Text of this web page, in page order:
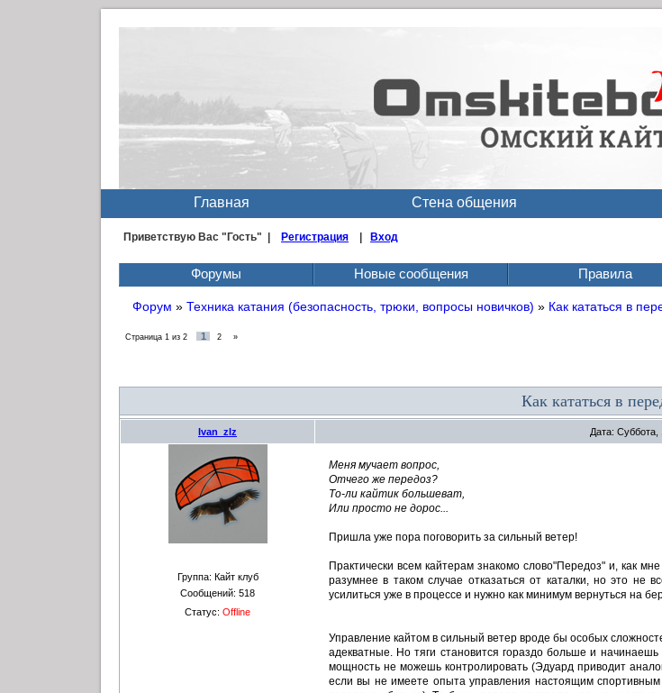
Главная Стена общения
Приветствую Вас "Гость" | Регистрация Вход
Форумы Новые сообщения Правила
Форум » Техника катания (безопасность, трюки, вопросы новичков) » Как кататься в
Страница 1 из 2 1 2 »
Как кататься в
Ivan_zlz Дата:
Группа: Кайт клуб
Сообщений: 518
Статус: Offline
Меня мучает вопрос,
Отчего же передоз?
То-ли кайтик большеват,
Или просто не дорос...
Пришла уже пора поговорить за сильный ветер!
Практически всем кайтерам знакомо слово"Передоз" и, как
разумнее в таком случае отказаться от каталки, но это не
усилиться уже в процессе и нужно как минимум вернуться на
Управление кайтом в сильный ветер вроде бы особых
адекватные. Но тяги становится гораздо больше и
мощность не можешь контролировать (Эдуард приводит
если вы не имеете опыта управления настоящим